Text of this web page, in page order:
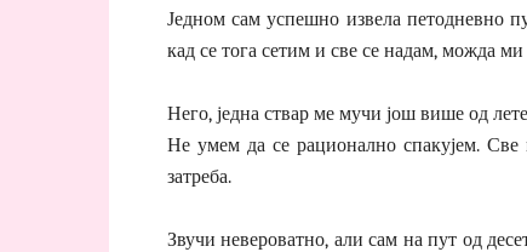
Једном сам успешно извела петодневно
кад се тога сетим и све се надам, можда
Него, једна ствар ме мучи још више од
Не умем да се рационално спакујем.
затреба.
Звучи невероватно, али сам на пут од